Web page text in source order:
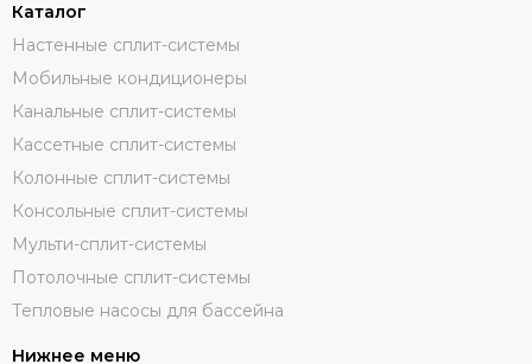
Каталог
Настенные сплит-системы
Мобильные кондиционеры
Канальные сплит-системы
Кассетные сплит-системы
Колонные сплит-системы
Консольные сплит-системы
Мульти-сплит-системы
Потолочные сплит-системы
Тепловые насосы для бассейна
Нижнее меню